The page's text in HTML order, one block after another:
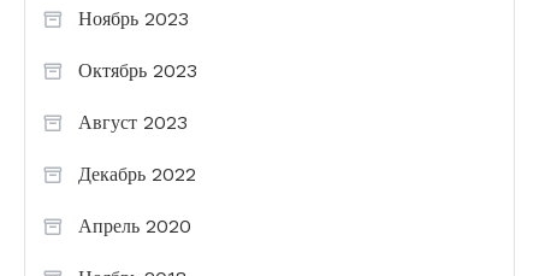
Ноябрь 2023
Октябрь 2023
Август 2023
Декабрь 2022
Апрель 2020